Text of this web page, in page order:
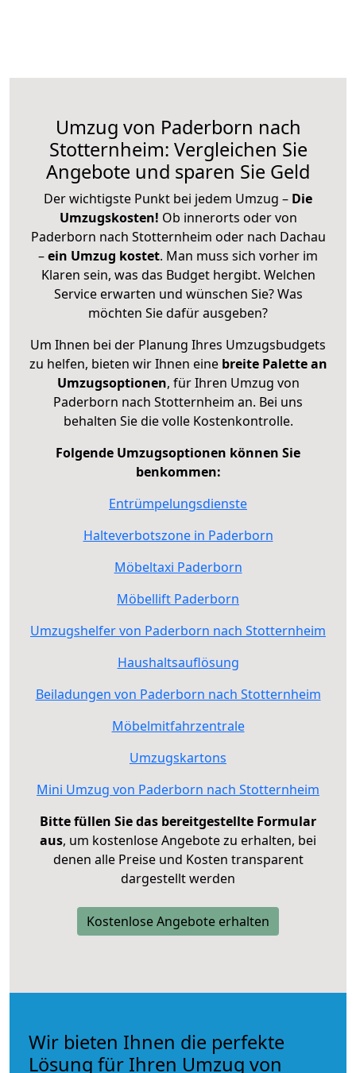
Umzug von Paderborn nach
Stotternheim: Vergleichen Sie
Angebote und sparen Sie Geld
Der wichtigste Punkt bei jedem Umzug – Die
Umzugskosten! Ob innerorts oder von
Paderborn nach Stotternheim oder nach Dachau
–ein Umzug kostet. Man muss sich vorher im
Klaren sein, was das Budget hergibt. Welchen
Service erwarten und wünschen Sie? Was
möchten Sie dafür ausgeben?
Um Ihnen bei der Planung Ihres Umzugsbudgets
zu helfen, bieten wir Ihnen eine breite Palette an
Umzugsoptionen, für Ihren Umzug von
Paderborn nach Stotternheim an. Bei uns
behalten Sie die volle Kostenkontrolle.
Folgende Umzugsoptionen können Sie
benkommen:
Entrümpelungsdienste
Halteverbotszone in Paderborn
Möbeltaxi Paderborn
Möbellift Paderborn
Umzugshelfer von Paderborn nach Stotternheim
Haushaltsauflösung
Beiladungen von Paderborn nach Stotternheim
Möbelmitfahrzentrale
Umzugskartons
Mini Umzug von Paderborn nach Stotternheim
Bitte füllen Sie das bereitgestellte Formular
aus, um kostenlose Angebote zu erhalten, bei
denen alle Preise und Kosten transparent
dargestellt werden
Kostenlose Angebote erhalten
Wir bieten Ihnen die perfekte
Lösung für Ihren Umzug von